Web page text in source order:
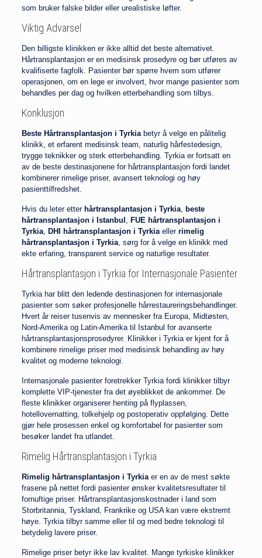
som bruker falske bilder eller urealistiske løfter.
Viktig Advarsel
Den billigste klinikken er ikke alltid det beste alternativet.
Hårtransplantasjon er en medisinsk prosedyre og bør utføres av
kvalifiserte fagfolk. Pasienter bør spørre hvem som utfører
operasjonen, om en lege er involvert, hvor mange pasienter som
behandles per dag og hvilken etterbehandling som tilbys.
Konklusjon
Beste Hårtransplantasjon i Tyrkiabetyr å velge en pålitelig
klinikk, et erfarent medisinsk team, naturlig hårfestedesign,
trygge teknikker og sterk etterbehandling. Tyrkia er fortsatt en
av de beste destinasjonene for hårtransplantasjon fordi landet
kombinerer rimelige priser, avansert teknologi og høy
pasienttilfredshet.
Hvis du leter etter hårtransplantasjon i Tyrkia, beste
hårtransplantasjon i Istanbul FUE hårtransplantasjon i
Tyrkia, DHI hårtransplantasjon i Tyrkiaeller rimelig
hårtransplantasjon i Tyrkia, sørg for å velge en klinikk med
ekte erfaring, transparent service og naturlige resultater.
Hårtransplantasjon i Tyrkia for Internasjonale Pasienter
Tyrkia har blitt den ledende destinasjonen for internasjonale
pasienter som søker profesjonelle hårrestaureringsbehandlinger.
Hvert år reiser tusenvis av mennesker fra Europa, Midtøsten,
Nord-Amerika og Latin-Amerika til Istanbul for avanserte
hårtransplantasjonsprosedyrer. Klinikker i Tyrkia er kjent for å
kombinere rimelige priser med medisinsk behandling av høy
kvalitet og moderne teknologi.
Internasjonale pasienter foretrekker Tyrkia fordi klinikker tilbyr
komplette VIP-tjenester fra det øyeblikket de ankommer. De
fleste klinikker organiserer henting på flyplassen,
hotellovernatting, tolkehjelp og postoperativ oppfølging. Dette
gjør hele prosessen enkel og komfortabel for pasienter som
besøker landet fra utlandet.
Rimelig Hårtransplantasjon i Tyrkia
Rimelig hårtransplantasjon i Tyrkiaer en av de mest søkte
frasene på nettet fordi pasienter ønsker kvalitetsresultater til
fornuftige priser. Hårtransplantasjonskostnader i land som
Storbritannia, Tyskland, Frankrike og USA kan være ekstremt
høye. Tyrkia tilbyr samme eller til og med bedre teknologi til
betydelig lavere priser.
Rimelige priser betyr ikke lav kvalitet. Mange tyrkiske klinikker